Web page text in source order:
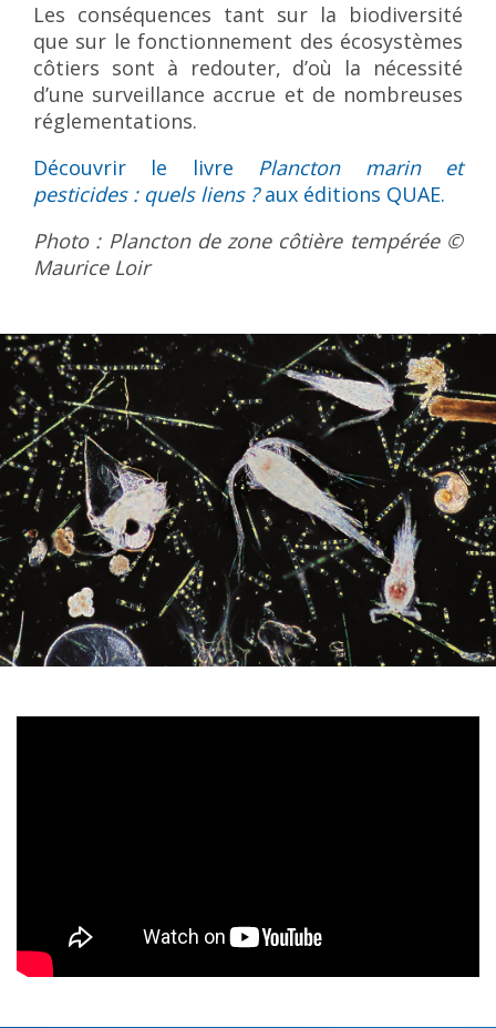
Les conséquences tant sur la biodiversité
que sur le fonctionnement des écosystèmes
côtiers sont à redouter, d’où la nécessité
d’une surveillance accrue et de nombreuses
réglementations.
Découvrir le livre Plancton marin et
pesticides : quels liens ?aux éditions QUAE.
Photo : Plancton de zone côtière tempérée ©
Maurice Loir